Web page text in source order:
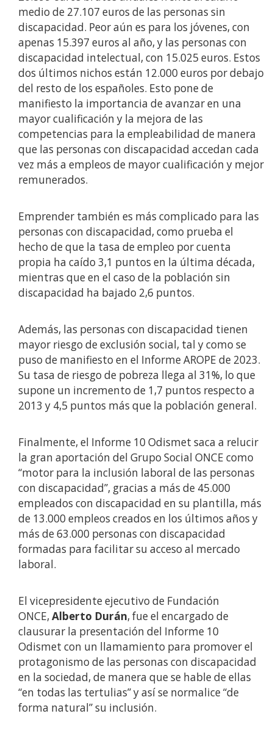
medio de 27.107 euros de las personas sin
discapacidad. Peor aún es para los jóvenes, con
apenas 15.397 euros al año, y las personas con
discapacidad intelectual, con 15.025 euros. Estos
dos últimos nichos están 12.000 euros por debajo
del resto de los españoles. Esto pone de
manifiesto la importancia de avanzar en una
mayor cualificación y la mejora de las
competencias para la empleabilidad de manera
que las personas con discapacidad accedan cada
vez más a empleos de mayor cualificación y mejor
remunerados.
Emprender también es más complicado para las
personas con discapacidad, como prueba el
hecho de que la tasa de empleo por cuenta
propia ha caído 3,1 puntos en la última década,
mientras que en el caso de la población sin
discapacidad ha bajado 2,6 puntos.
Además, las personas con discapacidad tienen
mayor riesgo de exclusión social, tal y como se
puso de manifiesto en el Informe AROPE de 2023.
Su tasa de riesgo de pobreza llega al 31%, lo que
supone un incremento de 1,7 puntos respecto a
2013 y 4,5 puntos más que la población general.
Finalmente, el Informe 10 Odismet saca a relucir
la gran aportación del Grupo Social ONCE como
“motor para la inclusión laboral de las personas
con discapacidad”, gracias a más de 45.000
empleados con discapacidad en su plantilla, más
de 13.000 empleos creados en los últimos años y
más de 63.000 personas con discapacidad
formadas para facilitar su acceso al mercado
laboral.
El vicepresidente ejecutivo de Fundación
ONCE, Alberto Durán, fue el encargado de
clausurar la presentación del Informe 10
Odismet con un llamamiento para promover el
protagonismo de las personas con discapacidad
en la sociedad, de manera que se hable de ellas
“en todas las tertulias” y así se normalice “de
forma natural” su inclusión.